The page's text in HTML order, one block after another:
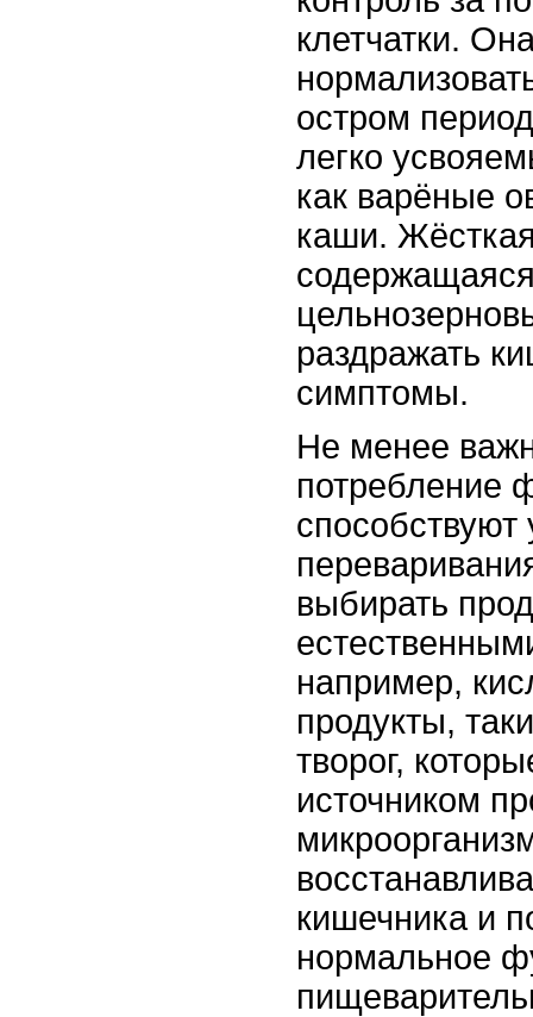
клетчатки.
остром
легко
как варёные
каши.
раздражать
симптомы.
Не менее
потребление
выбирать
например,
продукты,
творог,
источником
кишечника и
нормальное